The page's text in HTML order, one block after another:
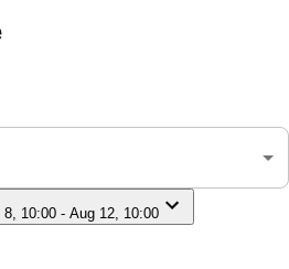
8, 10:00 - Aug 12, 10:00